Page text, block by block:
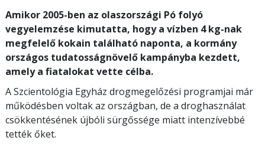
Amikor 2005-ben az olaszországi Pó folyó
vegyelemzése kimutatta, hogy a vízben 4 kg-nak
megfelelő kokain található naponta, a kormány
országos tudatosságnövelő kampányba kezdett,
amely a fiatalokat vette célba.
A Szcientológia Egyház drogmegelőzési programjai már
működésben voltak az országban, de a droghasználat
csökkentésének újbóli sürgőssége miatt intenzívebbé
tették őket.